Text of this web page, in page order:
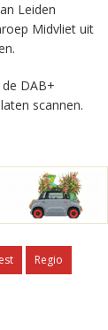
Leiden
Midvliet uit
DAB+
scannen.
Regio